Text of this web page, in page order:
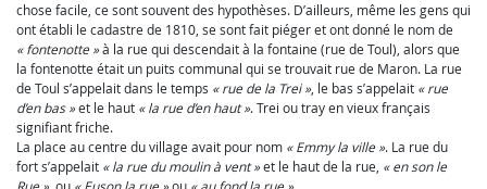
chose facile, ce sont souvent des hypothèses. D’ailleurs, même les gens qui
ont établi le cadastre de 1810, se sont fait piéger et ont donné le nom de
« fontenotte »à la rue qui descendait à la fontaine (rue de Toul), alors que
la fontenotte était un puits communal qui se trouvait rue de Maron. La rue
de Toul s’appelait dans le temps « rue de la Trei », le bas s’appelait « rue
d’en bas »et le haut « la rue d’en haut ». Trei ou tray en vieux français
signifiant friche.
La place au centre du village avait pour nom « Emmy la ville ». La rue du
fort s’appelait « la rue du moulin à vent »et le haut de la rue, « en son le